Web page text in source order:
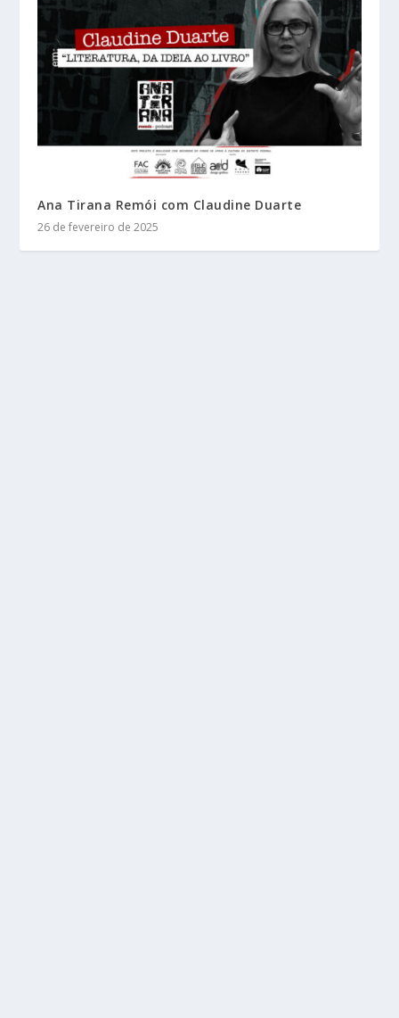
Ana Tirana Remói com Claudine Duarte
26 de fevereiro de 2025